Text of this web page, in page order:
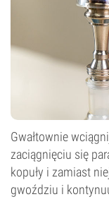
Gwałtownie
zaciągnięciu się
kopuły i zamiast
gwoździu i